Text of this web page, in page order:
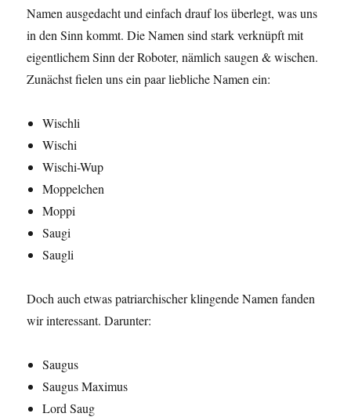
Namen ausgedacht und einfach drauf los überlegt, was uns
in den Sinn kommt. Die Namen sind stark verknüpft mit
eigentlichem Sinn der Roboter, nämlich saugen & wischen.
Zunächst fielen uns ein paar liebliche Namen ein:
Wischli
Wischi
Wischi-Wup
Moppelchen
Moppi
Saugi
Saugli
Doch auch etwas patriarchischer klingende Namen fanden
wir interessant. Darunter:
Saugus
Saugus Maximus
Lord Saug